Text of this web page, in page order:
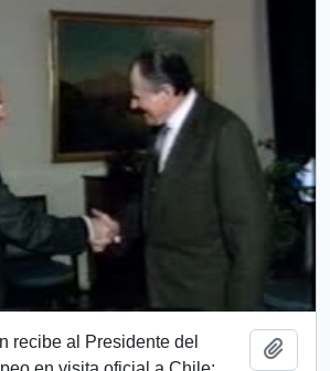
recibe al Presidente del